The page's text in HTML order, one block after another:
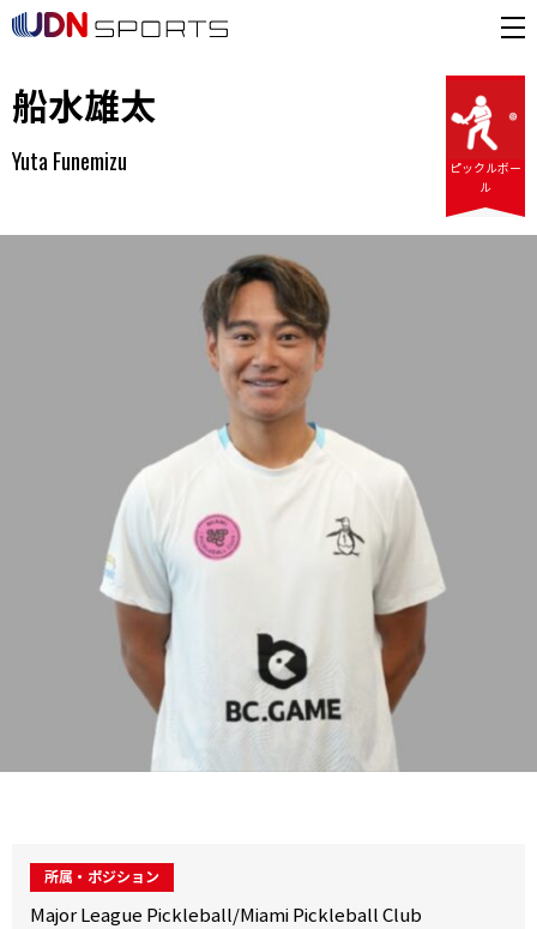
ピックルボー
ル
船水雄太
Yuta Funemizu
所属・ポジション
Major League Pickleball/Miami Pickleball Club